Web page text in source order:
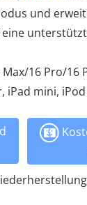
und
16 Pro/16
iPad mini,